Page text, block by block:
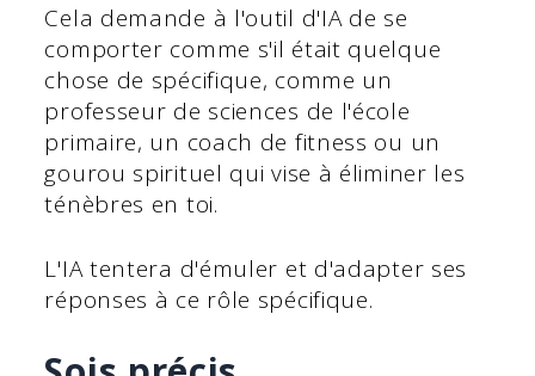
Cela demande à l'outil d'IA de se
comporter comme s'il était quelque
chose de spécifique, comme un
professeur de sciences de l'école
primaire, un coach de fitness ou un
gourou spirituel qui vise à éliminer les
ténèbres en toi.
L'IA tentera d'émuler et d'adapter ses
réponses à ce rôle spécifique.